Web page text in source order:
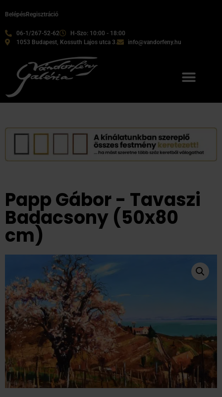
06-1/267-52-62
H-Szo: 10:00 - 18:00
1053 Budapest, Kossuth Lajos utca 3.
info@vandorfeny.hu
BelépésRegisztráció
Papp Gábor - Tavaszi
Badacsony (50x80
cm)